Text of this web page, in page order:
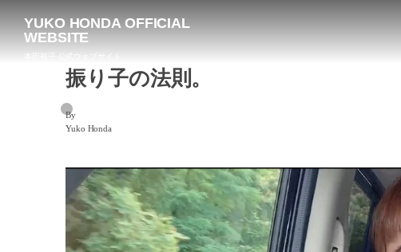
YUKO HONDA OFFICIAL
WEBSITE
振り子の法則。
By
Yuko Honda